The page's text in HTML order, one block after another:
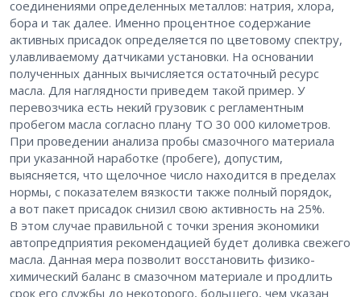
соединениями определенных металлов: натрия, хлора,
бора и так далее. Именно процентное содержание
активных присадок определяется по цветовому спектру,
улавливаемому датчиками установки. На основании
полученных данных вычисляется остаточный ресурс
масла. Для наглядности приведем такой пример. У
перевозчика есть некий грузовик с регламентным
пробегом масла согласно плану ТО 30 000 километров.
При проведении анализа пробы смазочного материала
при указанной наработке (пробеге), допустим,
выясняется, что щелочное число находится в пределах
нормы, с показателем вязкости также полный порядок,
а вот пакет присадок снизил свою активность на 25%.
В этом случае правильной с точки зрения экономики
автопредприятия рекомендацией будет доливка свежего
масла. Данная мера позволит восстановить физико-
химический баланс в смазочном материале и продлить
срок его службы до некоторого, большего, чем указан